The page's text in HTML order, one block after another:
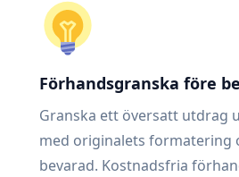
Förhandsgranska före
Granska ett översatt utdrag
med originalets formatering
bevarad. Kostnadsfria